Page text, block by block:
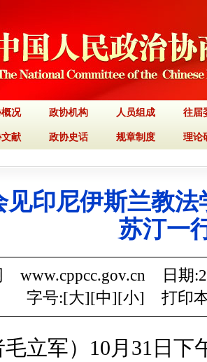
况 政协机构 人员组成 往届
献 政协史话 规章制度 理论
见印尼伊斯兰教法
苏汀一
www.cppcc.gov.cn 日期
字号:[大][中][小] 打印
毛立军）10月31日